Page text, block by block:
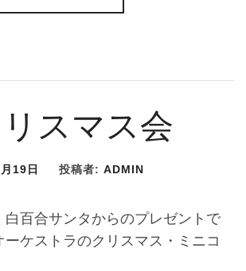
スマス会
19日 投稿者: ADMIN
白百合サンタからのプレゼントで
ケストラのクリスマス・ミニコ